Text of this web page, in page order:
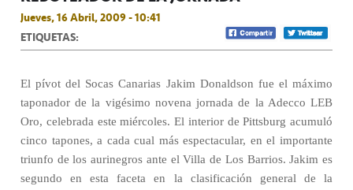
Jueves, 16 Abril, 2009 - 10:41
ETIQUETAS:
El pívot del Socas Canarias Jakim Donaldson fue el máximo
taponador de la vigésimo novena jornada de la Adecco LEB
Oro, celebrada este miércoles. El interior de Pittsburg acumuló
cinco tapones, a cada cual más espectacular, en el importante
triunfo de los aurinegros ante el Villa de Los Barrios. Jakim es
segundo en esta faceta en la clasificación general de la